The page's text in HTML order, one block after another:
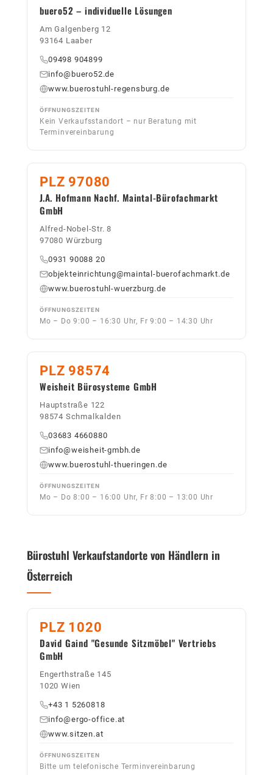
buero52 – individuelle Lösungen
Am Galgenberg 12
93164 Laaber
09498 904899
info@buero52.de
www.buerostuhl-regensburg.de
ÖFFNUNGSZEITEN
Kein Verkaufsstandort – nur Beratung mit
Terminvereinbarung
PLZ 97080
J.A. Hofmann Nachf. Maintal-Bürofachmarkt
GmbH
Alfred-Nobel-Str. 8
97080 Würzburg
0931 90088 20
objekteinrichtung@maintal-buerofachmarkt.de
www.buerostuhl-wuerzburg.de
ÖFFNUNGSZEITEN
Mo – Do 9:00 – 16:30 Uhr, Fr 9:00 – 14:30 Uhr
PLZ 98574
Weisheit Bürosysteme GmbH
Hauptstraße 122
98574 Schmalkalden
03683 4660880
info@weisheit-gmbh.de
www.buerostuhl-thueringen.de
ÖFFNUNGSZEITEN
Mo – Do 8:00 – 16:00 Uhr, Fr 8:00 – 13:00 Uhr
Bürostuhl Verkaufstandorte von Händlern in
Österreich
PLZ 1020
David Gaind "Gesunde Sitzmöbel" Vertriebs
GmbH
Engerthstraße 145
1020 Wien
+43 1 5260818
info@ergo-office.at
www.sitzen.at
ÖFFNUNGSZEITEN
Bitte um telefonische Terminvereinbarung